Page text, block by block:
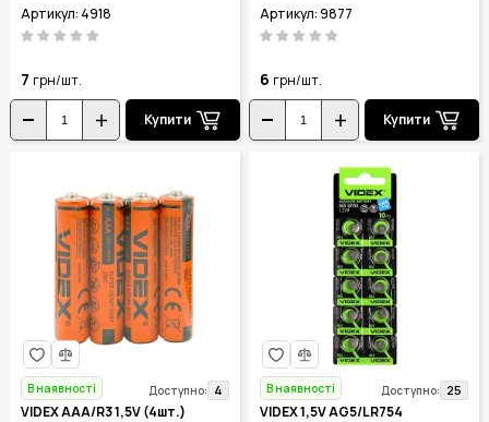
Артикул: 4918
7 грн/шт.
Купити
Артикул: 9877
6 грн/шт.
Купити
В наявності Доступно: 4
VIDEX AAA/R3 1,5V (4шт.)
В наявності Доступно: 25
VIDEX 1,5V AG5/LR754